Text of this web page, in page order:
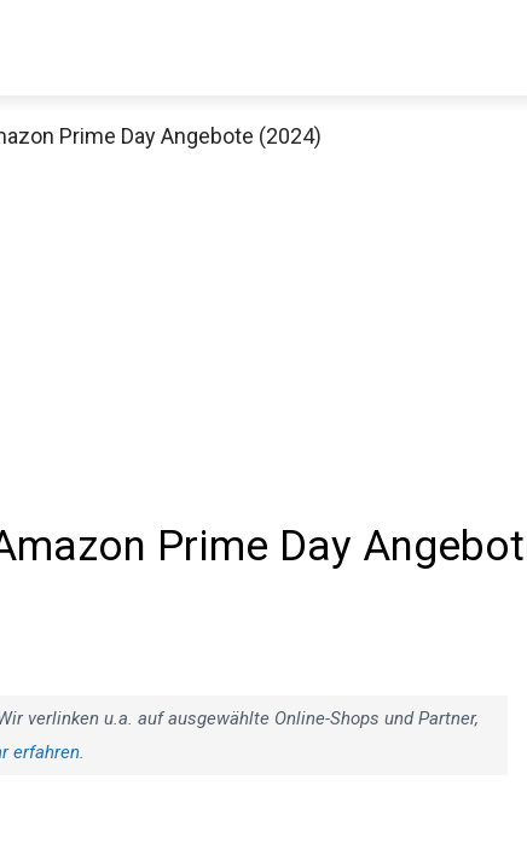
Prime Day Angebote (2024)
Prime Day
verlinken u.a. auf ausgewählte Online-Shops und Partner,
erfahren.